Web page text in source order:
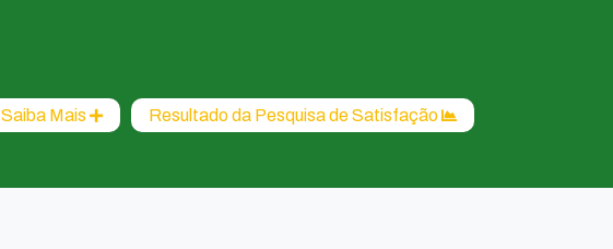
Saiba Mais Resultado da Pesquisa de Satisfação